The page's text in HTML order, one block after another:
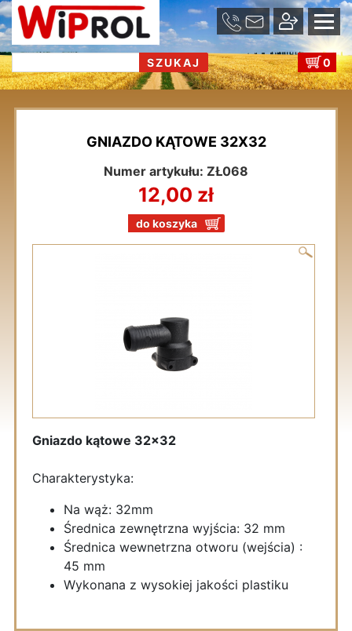
0
GNIAZDO KĄTOWE 32X32
Numer artykułu: ZŁ068
12,00 zł
do koszyka
Gniazdo kątowe 32x32
Charakterystyka:
Na wąż: 32mm
Średnica zewnętrzna wyjścia: 32 mm
Średnica wewnetrzna otworu (wejścia) :
45 mm
Wykonana z wysokiej jakości plastiku